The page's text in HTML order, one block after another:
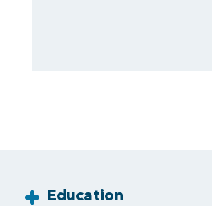
Education